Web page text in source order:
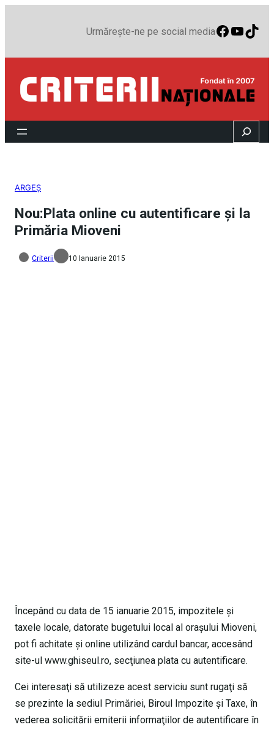
Urmărește-ne pe social media
Search
ARGEȘ
Nou:Plata online cu autentificare şi la
Primăria Mioveni
Criterii 10 Ianuarie 2015
Începând cu data de 15 ianuarie 2015, impozitele şi
taxele locale, datorate bugetului local al oraşului Mioveni,
pot fi achitate şi online utilizând cardul bancar, accesând
site-ul www.ghiseul.ro, secţiunea plata cu autentificare.
Cei interesaţi să utilizeze acest serviciu sunt rugaţi să
se prezinte la sediul Primăriei, Biroul Impozite şi Taxe, în
vederea solicitării emiterii informaţiilor de autentificare în